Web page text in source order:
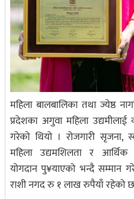
महिला बालबालिका तथा ज्येष्ठ
प्रदेशका अगुवा महिला उद्यमीलाई
गरेको थियो । रोजगारी सृजना,
महिला उद्यमशिलता र आर्थिक
योगदान पु¥याएको भन्दै सम्मान
राशी नगद रु १ लाख रुपैयाँ रहेको